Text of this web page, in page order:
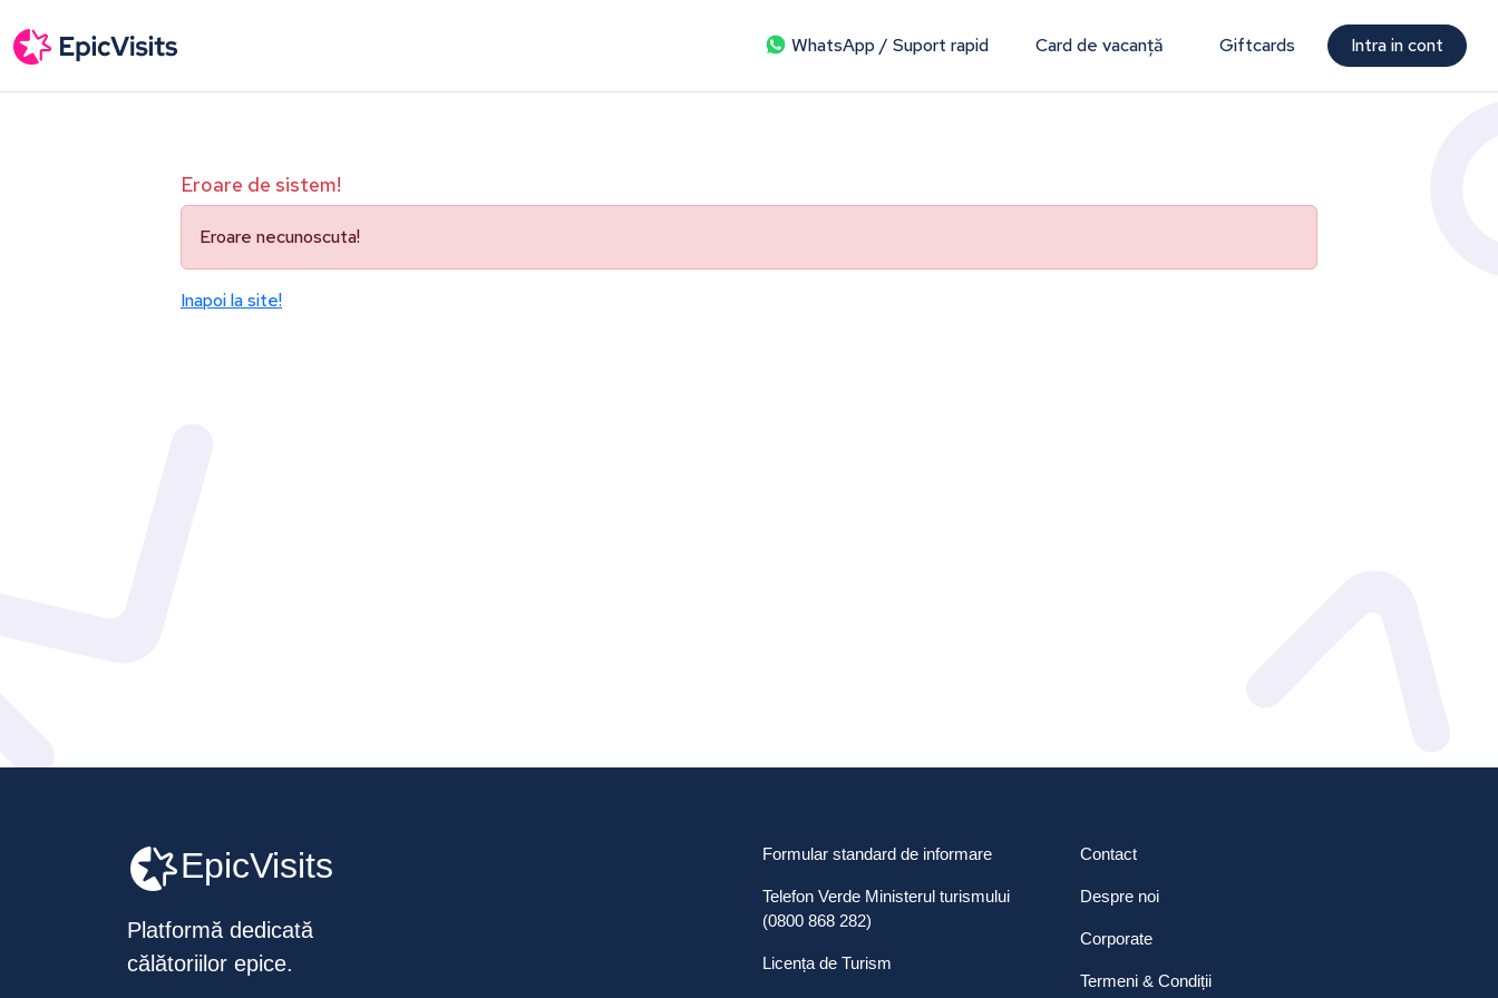
WhatsApp / Suport rapid Card de vacanță Giftcards Intra in cont
Eroare de sistem!
Eroare necunoscuta!
Inapoi la site!
EpicVisits
Platformă dedicată
călătoriilor epice.
Formular standard de informare
Telefon Verde Ministerul turismului
(0800 868 282)
Licența de Turism
Contact
Despre noi
Corporate
Termeni & Condiții